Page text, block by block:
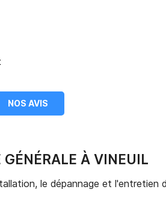
NOS AVIS
À VINEUIL
le dépannage et l'entretien